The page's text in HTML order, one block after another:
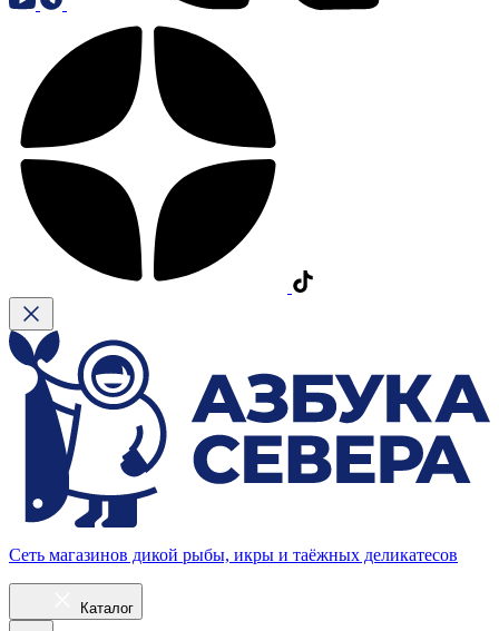
Сеть магазинов дикой рыбы, икры и таёжных деликатесов
Каталог